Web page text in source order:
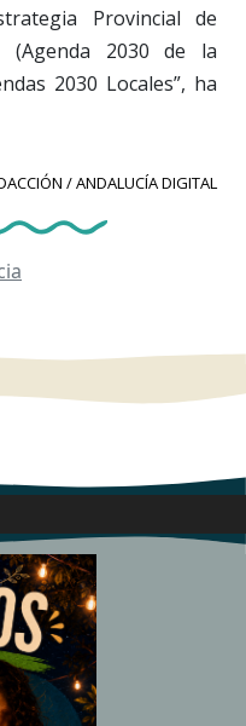
Provincial de
(Agenda 2030 de la
2030 Locales”, ha
/ ANDALUCÍA DIGITAL